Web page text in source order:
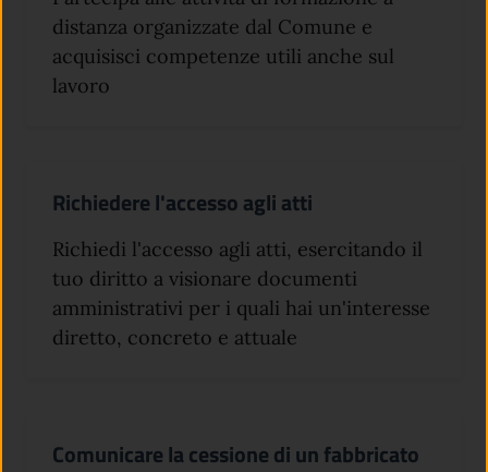
distanza organizzate dal Comune e
acquisisci competenze utili anche sul
lavoro
Richiedere l'accesso agli atti
Richiedi l'accesso agli atti, esercitando il
tuo diritto a visionare documenti
amministrativi per i quali hai un'interesse
diretto, concreto e attuale
Comunicare la cessione di un fabbricato